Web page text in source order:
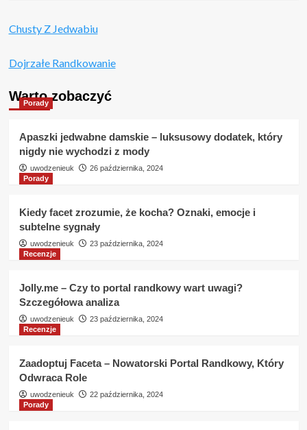
–
Szczegółowa
Chusty Z Jedwabiu
Dojrzałe Randkowanie
Warto zobaczyć
Porady
Apaszki jedwabne damskie – luksusowy dodatek, który
nigdy nie wychodzi z mody
uwodzenieuk
26 października, 2024
Porady
Kiedy facet zrozumie, że kocha? Oznaki, emocje i
subtelne sygnały
uwodzenieuk
23 października, 2024
Recenzje
Jolly.me – Czy to portal randkowy wart uwagi?
Szczegółowa analiza
uwodzenieuk
23 października, 2024
Recenzje
Zaadoptuj Faceta – Nowatorski Portal Randkowy, Który
Odwraca Role
uwodzenieuk
22 października, 2024
Porady